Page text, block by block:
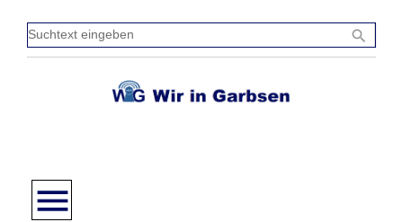
Inhalt
springen
search
menu